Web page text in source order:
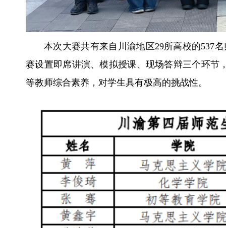
本次大赛共有来自川渝地区29所高校的537
赛设置即席讲演、模拟授课、现场答辩三个环节
等教师综合素养，对学生具有极高的挑战性。